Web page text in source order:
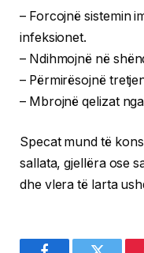
– Forcojnë sistemin
infeksionet.
– Ndihmojnë në
– Përmirësojnë
– Mbrojnë qelizat
Specat mund të
sallata, gjellëra ose
dhe vlera të larta